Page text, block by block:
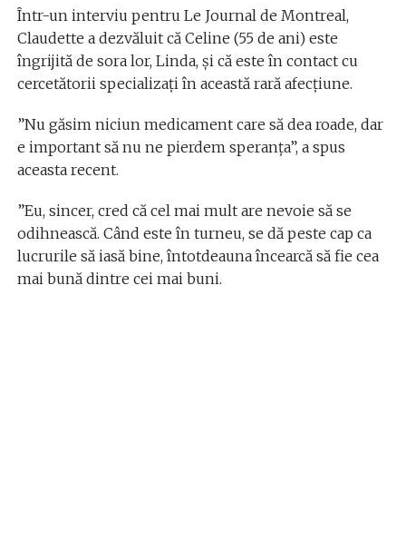
Într-un interviu pentru Le Journal de Montreal,
Claudette a dezvăluit că Celine (55 de ani) este
îngrijită de sora lor, Linda, și că este în contact cu
cercetătorii specializați în această rară afecțiune.
”Nu găsim niciun medicament care să dea roade, dar
e important să nu ne pierdem speranța”, a spus
aceasta recent.
”Eu, sincer, cred că cel mai mult are nevoie să se
odihnească. Când este în turneu, se dă peste cap ca
lucrurile să iasă bine, întotdeauna încearcă să fie cea
mai bună dintre cei mai buni.